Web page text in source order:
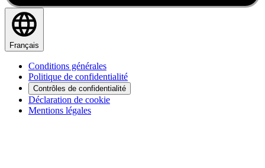
Français
Conditions générales
Politique de confidentialité
Contrôles de confidentialité
Déclaration de cookie
Mentions légales